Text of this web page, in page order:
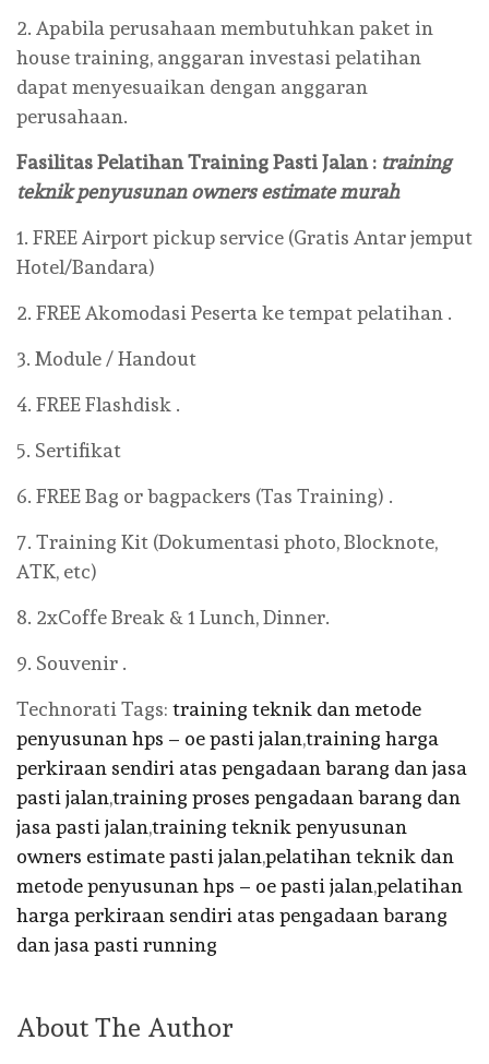
2. Apabila perusahaan membutuhkan paket in
house training, anggaran investasi pelatihan
dapat menyesuaikan dengan anggaran
perusahaan.
Fasilitas Pelatihan TrainingPasti Jalan: training
teknik penyusunan owners estimate murah
1. FREE Airport pickup service (Gratis Antar jemput
Hotel/Bandara)
2. FREE Akomodasi Peserta ke tempat pelatihan .
3. Module / Handout
4. FREE Flashdisk .
5. Sertifikat
6. FREE Bag or bagpackers (Tas Training) .
7. Training Kit (Dokumentasi photo, Blocknote,
ATK, etc)
8. 2xCoffe Break & 1 Lunch, Dinner.
9. Souvenir .
Technorati Tags: training teknik dan metode
penyusunan hps – oe pasti jalan,training harga
perkiraan sendiri atas pengadaan barang dan jasa
pasti jalan,training proses pengadaan barang dan
jasa pasti jalan,training teknik penyusunan
owners estimate pasti jalan,pelatihan teknik dan
metode penyusunan hps – oe pasti jalan,pelatihan
harga perkiraan sendiri atas pengadaan barang
dan jasa pasti running
About The Author